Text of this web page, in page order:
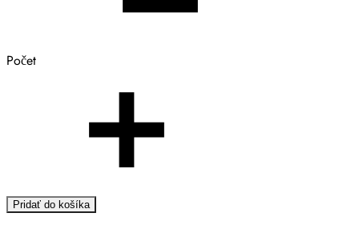
Počet
Pridať do košíka